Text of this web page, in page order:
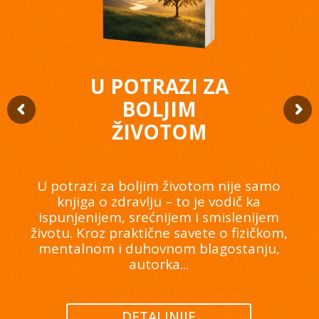
U potrazi za boljim životom nije samo
knjiga o zdravlju – to je vodič ka
ispunjenijem, srećnijem i smislenijem
životu. Kroz praktične savete o fizičkom,
mentalnom i duhovnom blagostanju,
autorka...
U POTRAZI ZA
BOLJIM
ŽIVOTOM